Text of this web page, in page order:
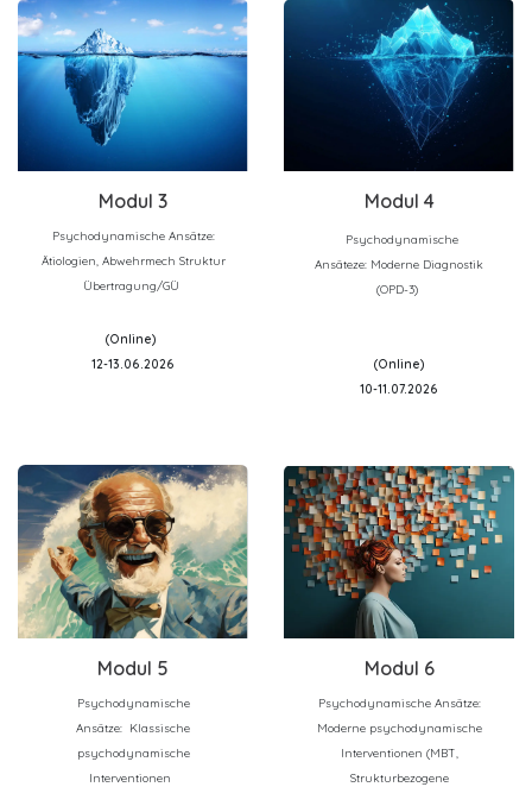
Modul 3
Psychodynamische Ansätze:
Ätiologien, Abwehrmech Struktur
Übertragung/GÜ
(Online)
​12-13.06.2026
Modul 4
Psychodynamische
Ansäteze: Moderne Diagnostik
(OPD-3)
(Online)
10-11.07.2026
Modul 5
Psychodynamische
Ansätze: Klassische
psychodynamische
Interventionen
Modul 6
Psychodynamische Ansätze:
Moderne psychodynamische
Interventionen (MBT,
Strukturbezogene